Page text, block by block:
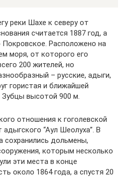
реки Шахе к северу от
считается 1887 год, а
Расположено на
моря, от которого его
200 жителей, но
– русские, адыги,
гористая и ближайшей
Зубцы высотой 900 м.
отношения к гоголевской
“Аул Шеолуха”. В
сохранились дольмены,
которым несколько
эти места в конце
около 1864 года, а спустя 20